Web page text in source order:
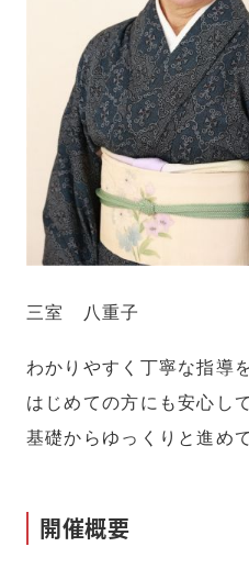
三室 八重子
わかりやすく丁寧な指導
はじめての方にも安心し
基礎からゆっくりと進め
開催概要